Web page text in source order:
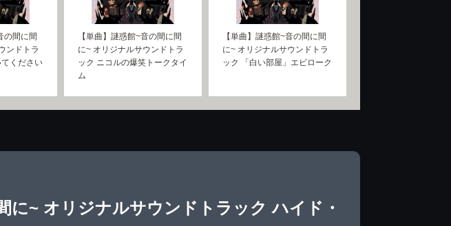
の間に間
ンドトラ
ください
【単曲】謎惑館~音の間に間
に~ オリジナルサウンドトラ
ック ニコルの爆笑トークタイ
ム
【単曲】謎惑館~音の間に間
に~ オリジナルサウンドトラ
ック 「白い部屋」エビローク
に~ オリジナルサウンドトラック ハイド・